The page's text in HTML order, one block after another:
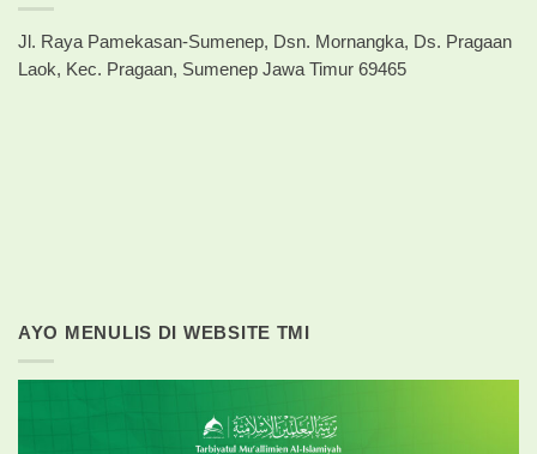
Jl. Raya Pamekasan-Sumenep, Dsn. Mornangka, Ds. Pragaan
Laok, Kec. Pragaan, Sumenep Jawa Timur 69465
AYO MENULIS DI WEBSITE TMI